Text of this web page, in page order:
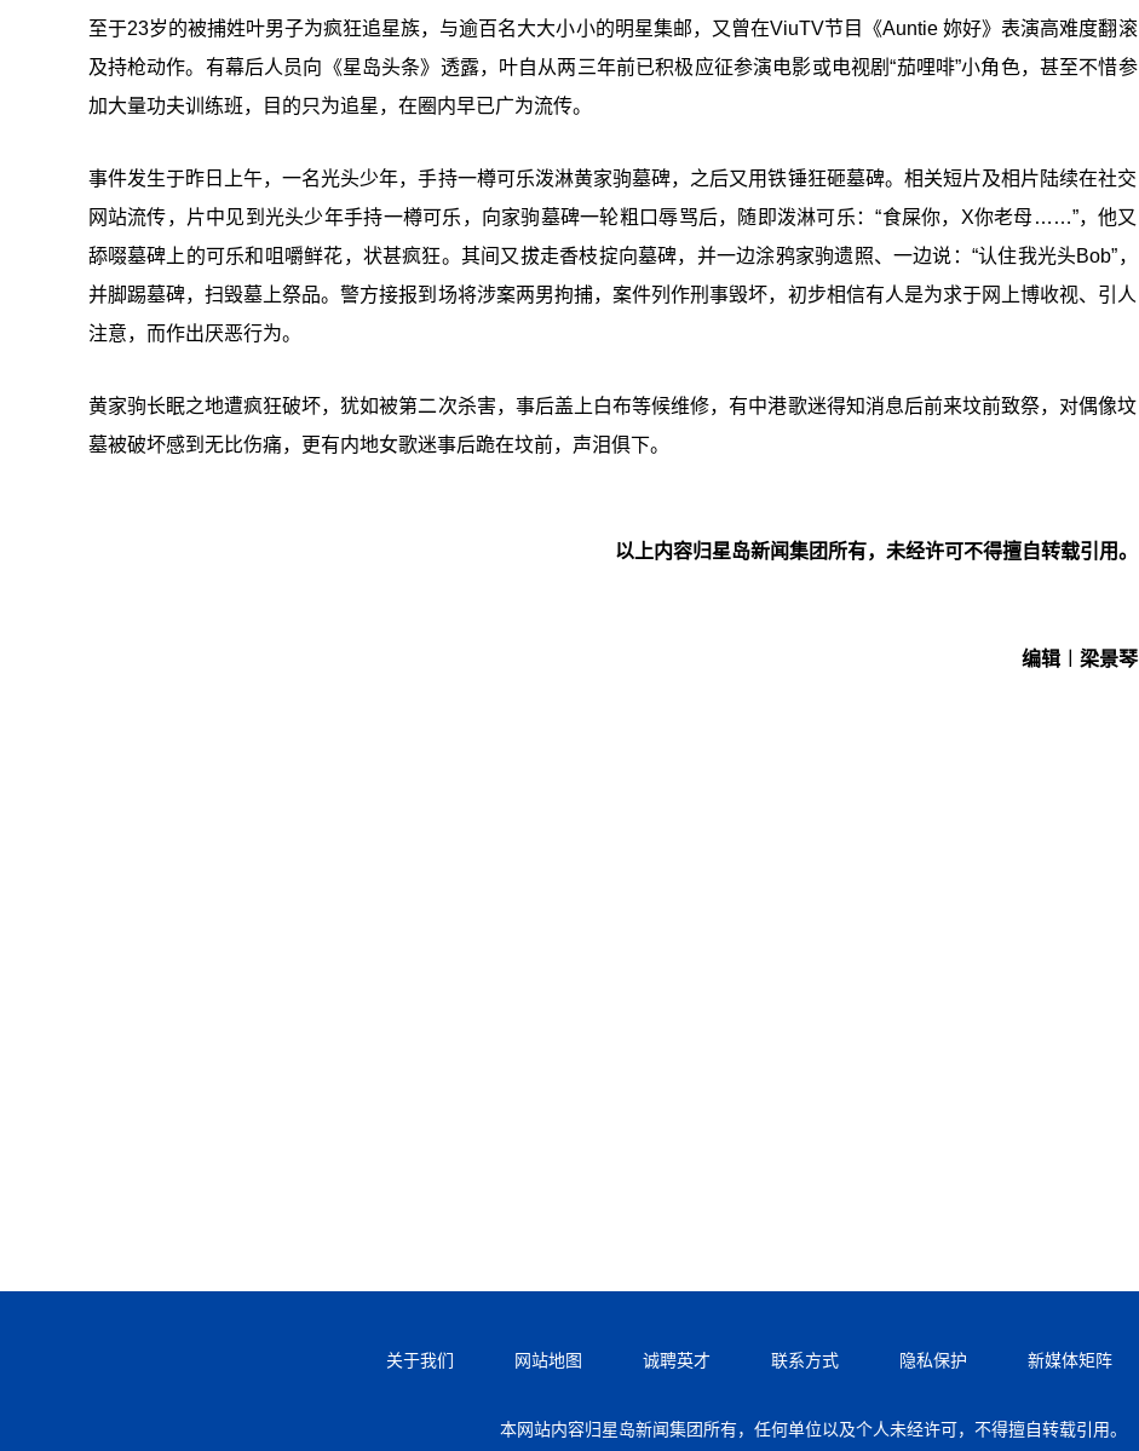
至于23岁的被捕姓叶男子为疯狂追星族，与逾百名大大小小的明星集邮，又曾在ViuTV节目《Auntie 妳好》表演高难度翻滚
及持枪动作。有幕后人员向《星岛头条》透露，叶自从两三年前已积极应征参演电影或电视剧“茄哩啡”小角色，甚至不惜参
加大量功夫训练班，目的只为追星，在圈内早已广为流传。
事件发生于昨日上午，一名光头少年，手持一樽可乐泼淋黄家驹墓碑，之后又用铁锤狂砸墓碑。相关短片及相片陆续在社交
网站流传，片中见到光头少年手持一樽可乐，向家驹墓碑一轮粗口辱骂后，随即泼淋可乐：“食屎你，X你老母……”，他又
舔啜墓碑上的可乐和咀嚼鲜花，状甚疯狂。其间又拔走香枝掟向墓碑，并一边涂鸦家驹遗照、一边说：“认住我光头Bob”，
并脚踢墓碑，扫毁墓上祭品。警方接报到场将涉案两男拘捕，案件列作刑事毁坏，初步相信有人是为求于网上博收视、引人
注意，而作出厌恶行为。
黄家驹长眠之地遭疯狂破坏，犹如被第二次杀害，事后盖上白布等候维修，有中港歌迷得知消息后前来坟前致祭，对偶像坟
墓被破坏感到无比伤痛，更有内地女歌迷事后跪在坟前，声泪俱下。
以上内容归星岛新闻集团所有，未经许可不得擅自转载引用。
编辑︱梁景琴
关于我们 网站地图 诚聘英才 联系方式 隐私保护 新媒体矩阵
本网站内容归星岛新闻集团所有，任何单位以及个人未经许可，不得擅自转载引用。